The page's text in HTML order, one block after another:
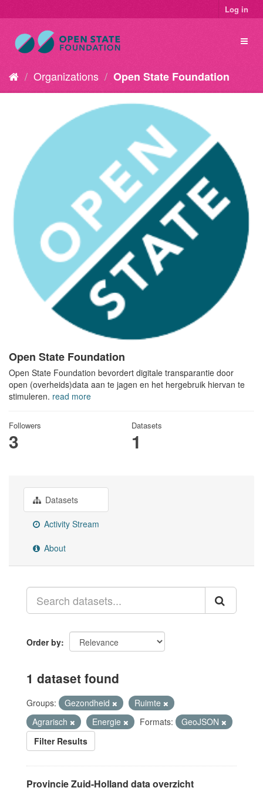
Log in
Organizations Open State Foundation
Open State Foundation
Open State Foundation bevordert digitale transparantie door
open (overheids)data aan te jagen en het hergebruik hiervan te
stimuleren. read more
Followers
3
Datasets
1
Datasets
Activity Stream
About
Order by
1 dataset found
Groups: Gezondheid
Ruimte
Agrarisch
Energie Formats:
GeoJSON
Filter Results
Provincie Zuid-Holland data overzicht